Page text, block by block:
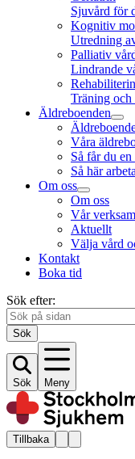
Sjuvård för
Kognitiv
Utredning
Palliativ
Lindrande
Träning och
Äldreboenden
Våra
Så får du en
Så här
Om oss
Om oss
Vår
Aktuellt
Välja vård
Kontakt
Boka tid
Sök efter:
Sök
Sök Meny
Tillbaka